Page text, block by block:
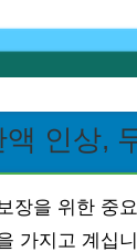
인상,
장을 위한 중
가지고 계십